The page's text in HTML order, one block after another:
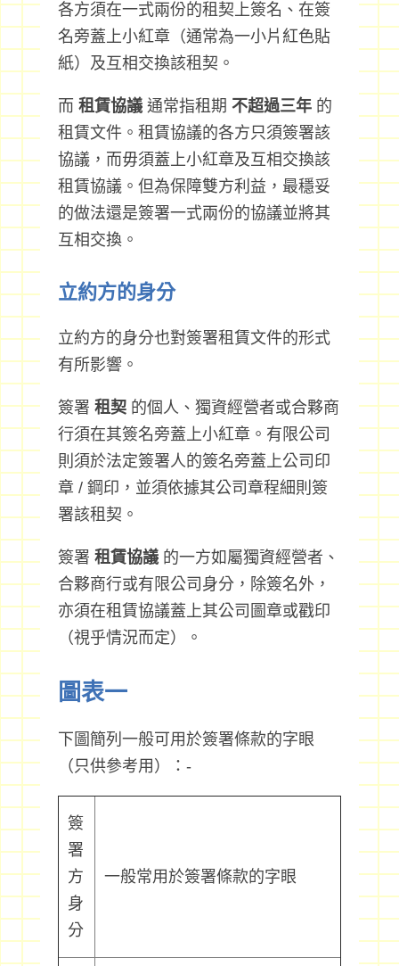
各方須在一式兩份的租契上簽名、在簽
名旁蓋上小紅章（通常為一小片紅色貼
紙）及互相交換該租契。
而 租賃協議通常指租期 不超過三年的
租賃文件。租賃協議的各方只須簽署該
協議，而毋須蓋上小紅章及互相交換該
租賃協議。但為保障雙方利益，最穩妥
的做法還是簽署一式兩份的協議並將其
互相交換。
立約方的身分
立約方的身分也對簽署租賃文件的形式
有所影響。
簽署 租契的個人、獨資經營者或合夥商
行須在其簽名旁蓋上小紅章。有限公司
則須於法定簽署人的簽名旁蓋上公司印
章 / 鋼印，並須依據其公司章程細則簽
署該租契。
簽署 租賃協議的一方如屬獨資經營者、
合夥商行或有限公司身分，除簽名外，
亦須在租賃協議蓋上其公司圖章或戳印
（視乎情況而定）。
圖表一
下圖簡列一般可用於簽署條款的字眼
（只供參考用）：-
簽
署
方
身
分
一般常用於簽署條款的字眼